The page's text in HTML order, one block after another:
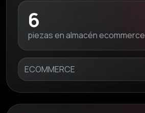
6
piezas en almacén ecommerce
ECOMMERCE